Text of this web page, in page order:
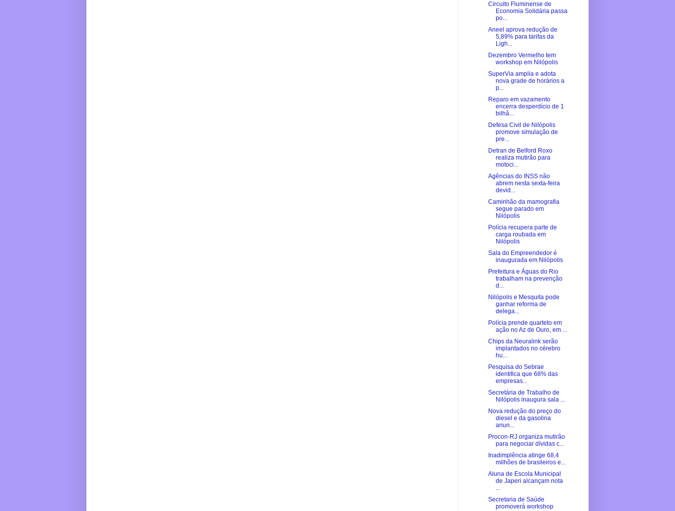
Circuito Fluminense de
Economia Solidária passa
po...
Aneel aprova redução de
5,89% para tarifas da
Ligh...
Dezembro Vermelho tem
workshop em Nilópolis
SuperVia amplia e adota
nova grade de horários a
p...
Reparo em vazamento
encerra desperdício de 1
bilhã...
Defesa Civil de Nilópolis
promove simulação de
pre...
Detran de Belford Roxo
realiza mutirão para
motoci...
Agências do INSS não
abrem nesta sexta-feira
devid...
Caminhão da mamografia
segue parado em
Nilópolis
Polícia recupera parte de
carga roubada em
Nilópolis
Sala do Empreendedor é
inaugurada em Nilópolis
Prefeitura e Águas do Rio
trabalham na prevenção
d...
Nilópolis e Mesquita pode
ganhar reforma de
delega...
Polícia prende quarteto em
ação no Az de Ouro, em ...
Chips da Neuralink serão
implantados no cérebro
hu...
Pesquisa do Sebrae
identifica que 68% das
empresas...
Secretária de Trabalho de
Nilópolis inaugura sala ...
Nova redução do preço do
diesel e da gasolina
anun...
Procon-RJ organiza mutirão
para negociar dívidas c...
Inadimplência atinge 68,4
milhões de brasileiros e...
Aluna de Escola Municipal
de Japeri alcançam nota
...
Secretaria de Saúde
promoverá workshop